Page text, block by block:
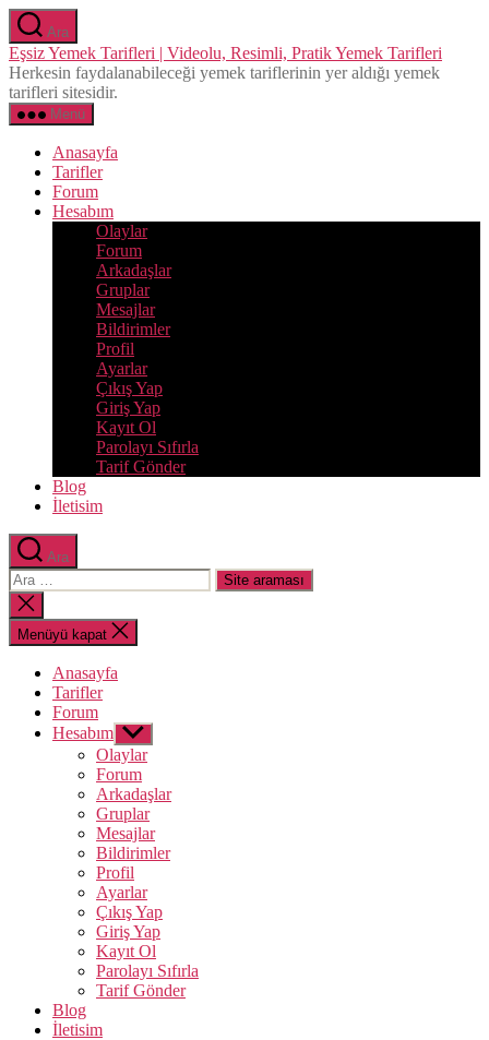
İçeriğe
atla
Ara
Eşsiz Yemek Tarifleri | Videolu, Resimli, Pratik Yemek Tarifleri
Herkesin faydalanabileceği yemek tariflerinin yer aldığı yemek
tarifleri sitesidir.
Menü
Anasayfa
Tarifler
Forum
Hesabım
Olaylar
Forum
Arkadaşlar
Gruplar
Mesajlar
Bildirimler
Profil
Ayarlar
Çıkış Yap
Giriş Yap
Kayıt Ol
Parolayı Sıfırla
Tarif Gönder
Blog
İletisim
Ara
Arama
yap:
Aramayı
kapat
Menüyü kapat
Anasayfa
Tarifler
Forum
Hesabım Alt
menüyü
göster
Olaylar
Forum
Arkadaşlar
Gruplar
Mesajlar
Bildirimler
Profil
Ayarlar
Çıkış Yap
Giriş Yap
Kayıt Ol
Parolayı Sıfırla
Tarif Gönder
Blog
İletisim